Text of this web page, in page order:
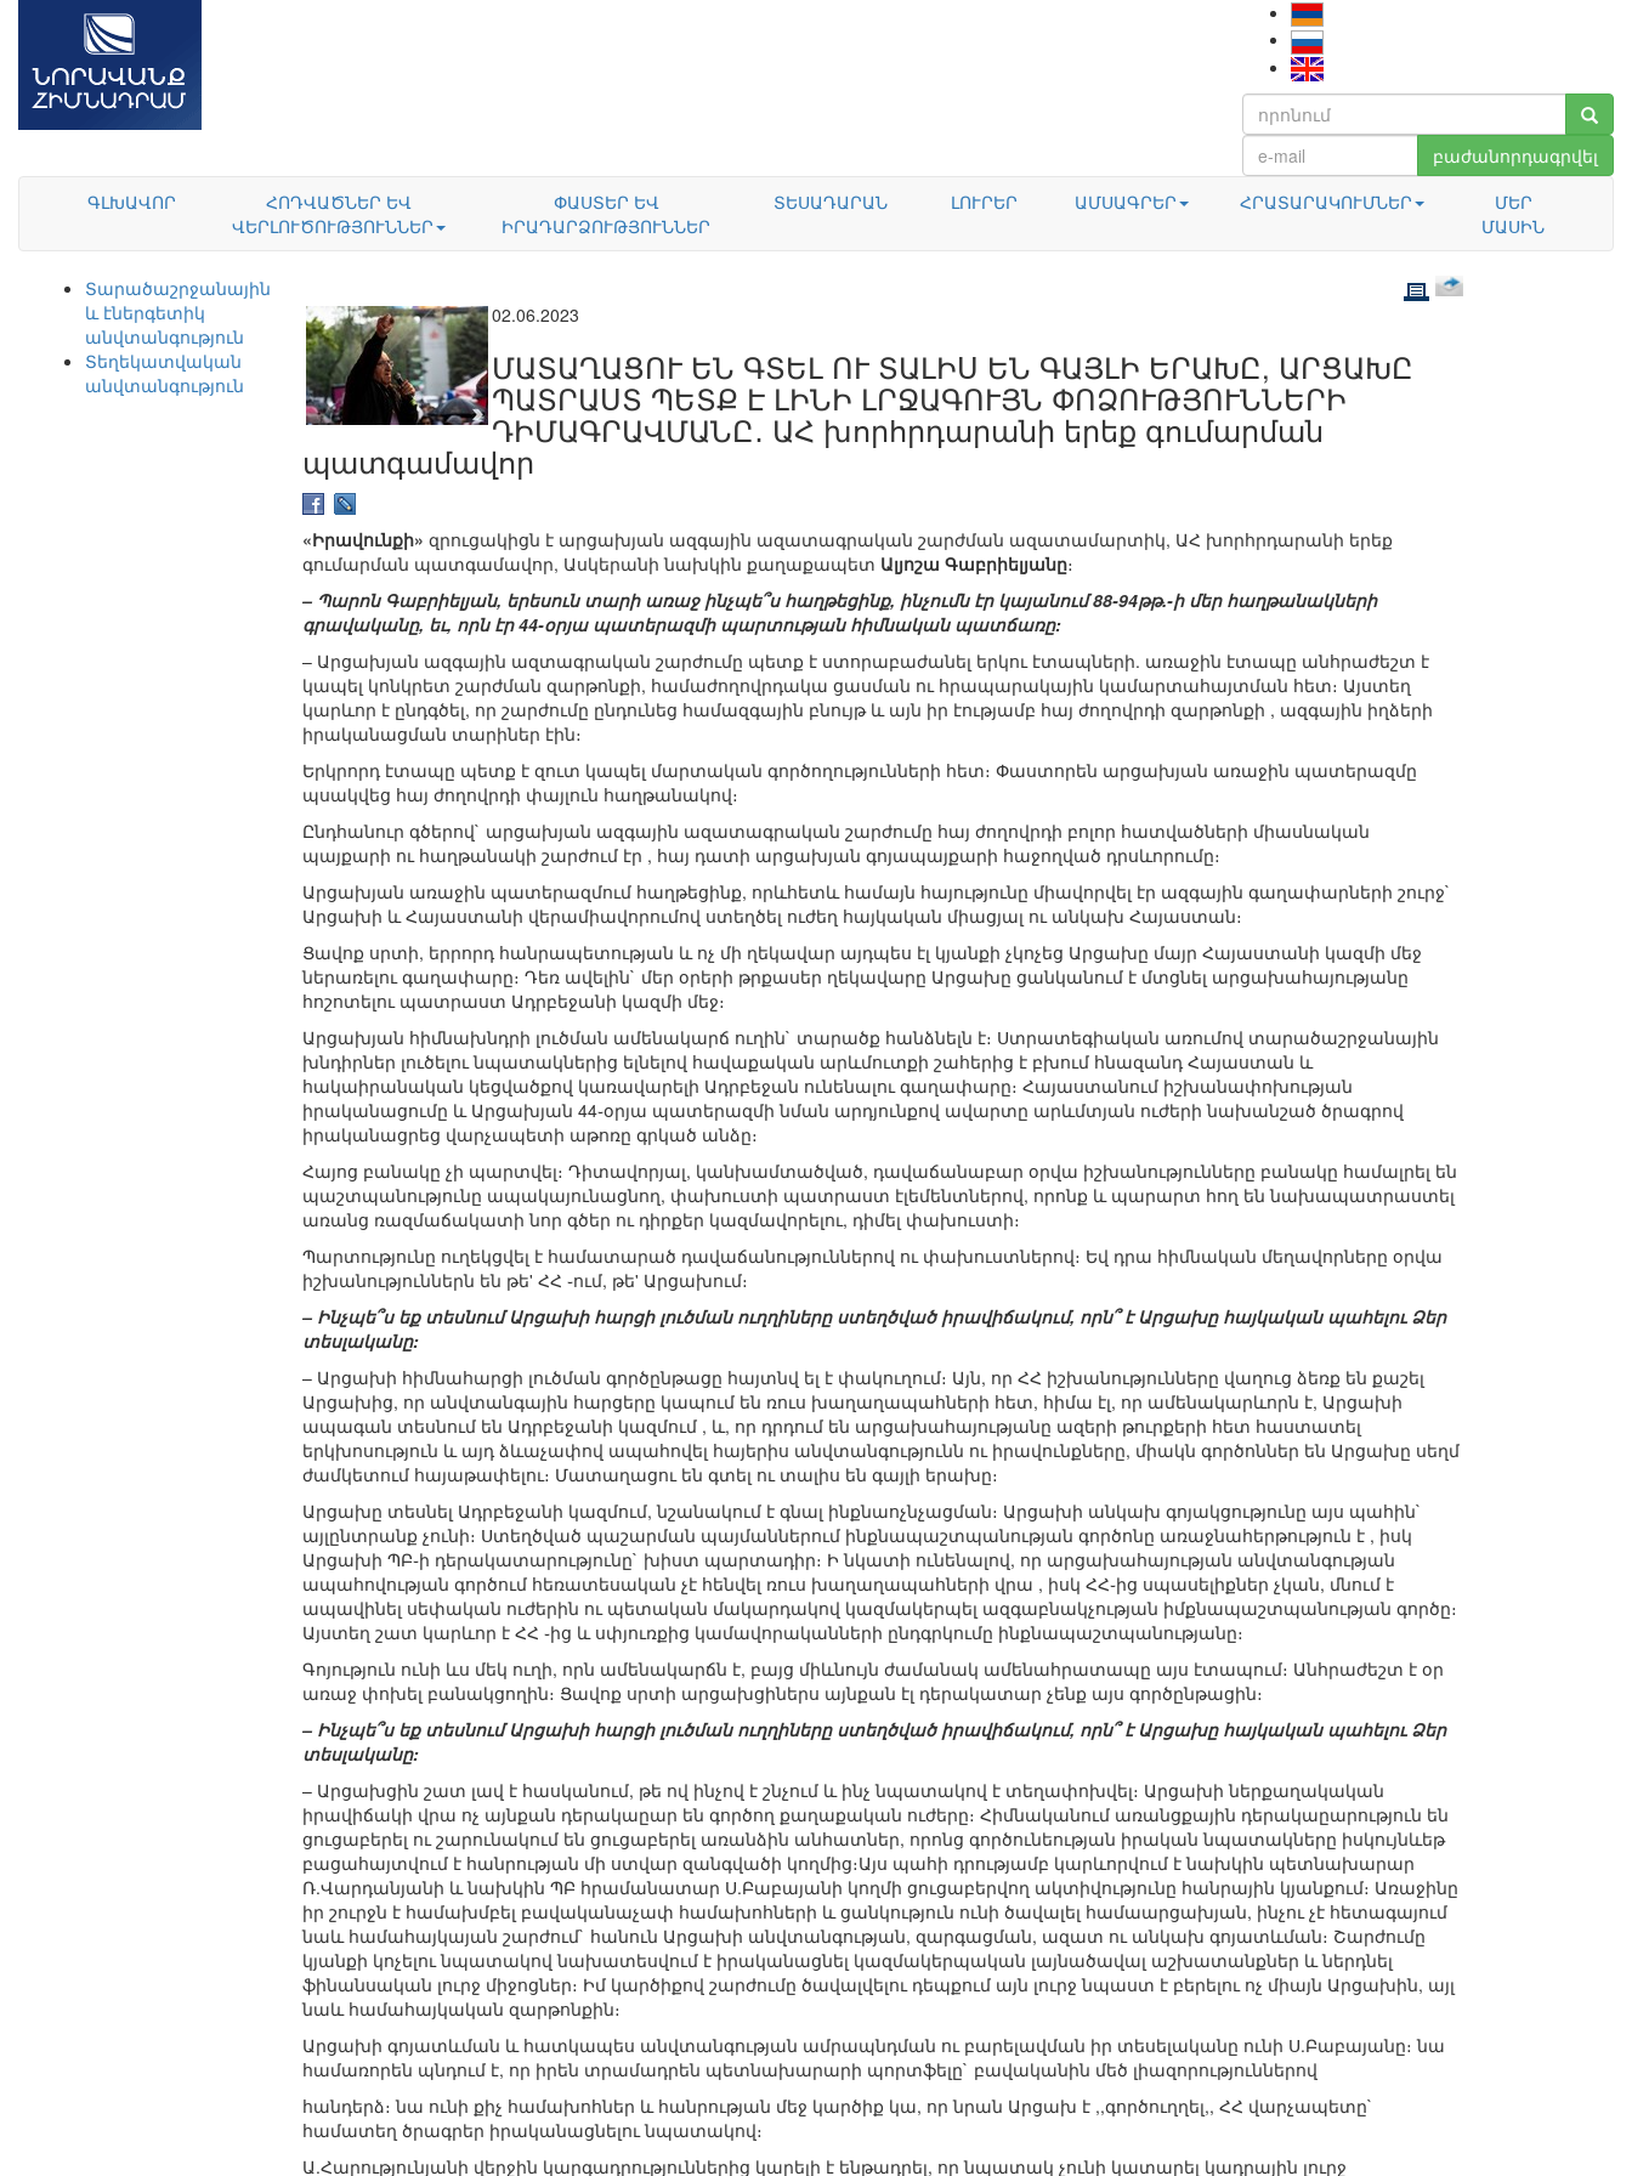
բաժանորդագրվել
ԳԼԽԱՎՈՐ
ՀՈԴՎԱԾՆԵՐ ԵՎ
ՎԵՐԼՈՒԾՈՒԹՅՈՒՆՆԵՐ
ՓԱՍՏԵՐ ԵՎ
ԻՐԱԴԱՐՁՈՒԹՅՈՒՆՆԵՐ
ՏԵՍԱԴԱՐԱՆ ԼՈՒՐԵՐ ԱՄՍԱԳՐԵՐ ՀՐԱՏԱՐԱԿՈՒՄՆԵՐ
ՄԵՐ
ՄԱՍԻՆ
Տարածաշրջանային
և էներգետիկ
անվտանգություն
Տեղեկատվական
անվտանգություն
02.06.2023
ՄԱՏԱՂԱՑՈՒ ԵՆ ԳՏԵԼ ՈՒ ՏԱԼԻՍ ԵՆ ԳԱՅԼԻ ԵՐԱԽԸ, ԱՐՑԱԽԸ
ՊԱՏՐԱՍՏ ՊԵՏՔ Է ԼԻՆԻ ԼՐՋԱԳՈՒՅՆ ՓՈՁՈՒԹՅՈՒՆՆԵՐԻ
ԴԻՄԱԳՐԱՎՄԱՆԸ․ ԱՀ խորհրդարանի երեք գումարման
պատգամավոր
«Իրավունքի» զրուցակիցն է արցախյան ազգային ազատագրական շարժման ազատամարտիկ, ԱՀ խորհրդարանի երեք
գումարման պատգամավոր, Ասկերանի նախկին քաղաքապետ Ալյոշա Գաբրիելյանը։
– Պարոն Գաբրիելյան, երեսուն տարի առաջ ինչպե՞ս հաղթեցինք, ինչումն էր կայանում 88-94թթ.-ի մեր հաղթանակների
գրավականը, եւ, որն էր 44-օրյա պատերազմի պարտության հիմնական պատճառը:
– Արցախյան ազգային ազտագրական շարժումը պետք է ստորաբաժանել երկու էտապների. առաջին էտապը անհրաժեշտ է
կապել կոնկրետ շարժման զարթոնքի, համաժողովրդակա ցասման ու հրապարակային կամարտահայտման հետ։ Այստեղ
կարևոր է ընդգծել, որ շարժումը ընդունեց համազգային բնույթ և այն իր էությամբ հայ ժողովրդի զարթոնքի , ազգային իղձերի
իրականացման տարիներ էին։
Երկրորդ էտապը պետք է զուտ կապել մարտական գործողությունների հետ։ Փաստորեն արցախյան առաջին պատերազմը
պսակվեց հայ ժողովրդի փայլուն հաղթանակով։
Ընդհանուր գծերով` արցախյան ազգային ազատագրական շարժումը հայ ժողովրդի բոլոր հատվածների միասնական
պայքարի ու հաղթանակի շարժում էր , հայ դատի արցախյան գոյապայքարի հաջողված դրսևորումը։
Արցախյան առաջին պատերազմում հաղթեցինք, որևհետև համայն հայությունը միավորվել էր ազգային գաղափարների շուրջ`
Արցախի և Հայաստանի վերամիավորումով ստեղծել ուժեղ հայկական միացյալ ու անկախ Հայաստան։
Ցավոք սրտի, երրորդ հանրապետության և ոչ մի ղեկավար այդպես էլ կյանքի չկոչեց Արցախը մայր Հայաստանի կազմի մեջ
ներառելու գաղափարը։ Դեռ ավելին` մեր օրերի թրքասեր ղեկավարը Արցախը ցանկանում է մտցնել արցախահայությանը
հոշոտելու պատրաստ Ադրբեջանի կազմի մեջ։
Արցախյան հիմնախնդրի լուծման ամենակարճ ուղին` տարածք հանձնելն է։ Ստրատեգիական առումով տարածաշրջանային
խնդիրներ լուծելու նպատակներից ելնելով հավաքական արևմուտքի շահերից է բխում հնազանդ Հայաստան և
հակաիրանական կեցվածքով կառավարելի Ադրբեջան ունենալու գաղափարը։ Հայաստանում իշխանափոխության
իրականացումը և Արցախյան 44֊օրյա պատերազմի նման արդյունքով ավարտը արևմտյան ուժերի նախանշած ծրագրով
իրականացրեց վարչապետի աթոռը գրկած անձը։
Հայոց բանակը չի պարտվել։ Դիտավորյալ, կանխամտածված, դավաճանաբար օրվա իշխանությունները բանակը համալրել են
պաշտպանությունը ապակայունացնող, փախուստի պատրաստ էլեմենտներով, որոնք և պարարտ հող են նախապատրաստել
առանց ռազմաճակատի նոր գծեր ու դիրքեր կազմավորելու, դիմել փախուստի։
Պարտությունը ուղեկցվել է համատարած դավաճանություններով ու փախուստներով։ Եվ դրա հիմնական մեղավորները օրվա
իշխանություններն են թե' ՀՀ ֊ում, թե' Արցախում։
– Ինչպե՞ս եք տեսնում Արցախի հարցի լուծման ուղղիները ստեղծված իրավիճակում, որն՞ է Արցախը հայկական պահելու Ձեր
տեսլականը:
– Արցախի հիմնահարցի լուծման գործընթացը հայտնվ ել է փակուղում։ Այն, որ ՀՀ իշխանությունները վաղուց ձեռք են քաշել
Արցախից, որ անվտանգային հարցերը կապում են ռուս խաղաղապահների հետ, հիմա էլ, որ ամենակարևորն է, Արցախի
ապագան տեսնում են Ադրբեջանի կազմում , և, որ դրդում են արցախահայությանը ազերի թուրքերի հետ հաստատել
երկխոսություն և այդ ձևաչափով ապահովել հայերիս անվտանգությունն ու իրավունքները, միակն գործոններ են Արցախը սեղմ
ժամկետում հայաթափելու։ Մատաղացու են գտել ու տալիս են գայլի երախը։
Արցախը տեսնել Ադրբեջանի կազմում, նշանակում է գնալ ինքնաոչնչացման։ Արցախի անկախ գոյակցությունը այս պահին`
այլընտրանք չունի։ Ստեղծված պաշարման պայմաններում ինքնապաշտպանության գործոնը առաջնահերթություն է , իսկ
Արցախի ՊԲ֊ի դերակատարությունը` խիստ պարտադիր։ Ի նկատի ունենալով, որ արցախահայության անվտանգության
ապահովության գործում հեռատեսական չէ հենվել ռուս խաղաղապահների վրա , իսկ ՀՀ֊ից սպասելիքներ չկան, մնում է
ապավինել սեփական ուժերին ու պետական մակարդակով կազմակերպել ազգաբնակչության իմքնապաշտպանության գործը։
Այստեղ շատ կարևոր է ՀՀ ֊ից և սփյուռքից կամավորականների ընդգրկումը ինքնապաշտպանությանը։
Գոյություն ունի ևս մեկ ուղի, որն ամենակարճն է, բայց միևնույն ժամանակ ամենահրատապը այս էտապում։ Անհրաժեշտ է օր
առաջ փոխել բանակցողին։ Ցավոք սրտի արցախցիներս այնքան էլ դերակատար չենք այս գործընթացին։
– Ինչպե՞ս եք տեսնում Արցախի հարցի լուծման ուղղիները ստեղծված իրավիճակում, որն՞ է Արցախը հայկական պահելու Ձեր
տեսլականը:
– Արցախցին շատ լավ է հասկանում, թե ով ինչով է շնչում և ինչ նպատակով է տեղափոխվել։ Արցախի ներքաղակական
իրավիճակի վրա ոչ այնքան դերակաըար են գործող քաղաքական ուժերը։ Հիմնականում առանցքային դերակաըարություն են
ցուցաբերել ու շարունակում են ցուցաբերել առանձին անհատներ, որոնց գործունեության իրական նպատակները իսկույնևեթ
բացահայտվում է հանրության մի ստվար զանգվածի կողմից։Այս պահի դրությամբ կարևորվում է նախկին պետնախարար
Ռ.Վարդանյանի և նախկին ՊԲ հրամանատար Ս.Բաբայանի կողմի ցուցաբերվող ակտիվությունը հանրային կյանքում։ Առաջինը
իր շուրջն է համախմբել բավականաչափ համախոհների և ցանկություն ունի ծավալել համաարցախյան, ինչու չէ հետագայում
նաև համահայկայան շարժում` հանուն Արցախի անվտանգության, զարգացման, ազատ ու անկախ գոյատևման։ Շարժումը
կյանքի կոչելու նպատակով նախատեսվում է իրականացնել կազմակերպական լայնածավալ աշխատանքներ և ներդնել
ֆինանսական լուրջ միջոցներ։ Իմ կարծիքով շարժումը ծավալվելու դեպքում այն լուրջ նպաստ է բերելու ոչ միայն Արցախին, այլ
նաև համահայկական զարթոնքին։
Արցախի գոյատևման և հատկապես անվտանգության ամրապնդման ու բարելավման իր տեսելականը ունի Ս.Բաբայանը։ նա
համառորեն պնդում է, որ իրեն տրամադրեն պետնախարարի պորտֆելը` բավականին մեծ լիազորություններով
հանդերձ։ նա ունի քիչ համախոհներ և հանրության մեջ կարծիք կա, որ նրան Արցախ է ,,գործուղղել,, ՀՀ վարչապետը`
համատեղ ծրագրեր իրականացնելու նպատակով։
Ա.Հարությունյանի վերջին կարգադրություններից կարելի է ենթադրել, որ նպատակ չունի կատարել կադրային լուրջ